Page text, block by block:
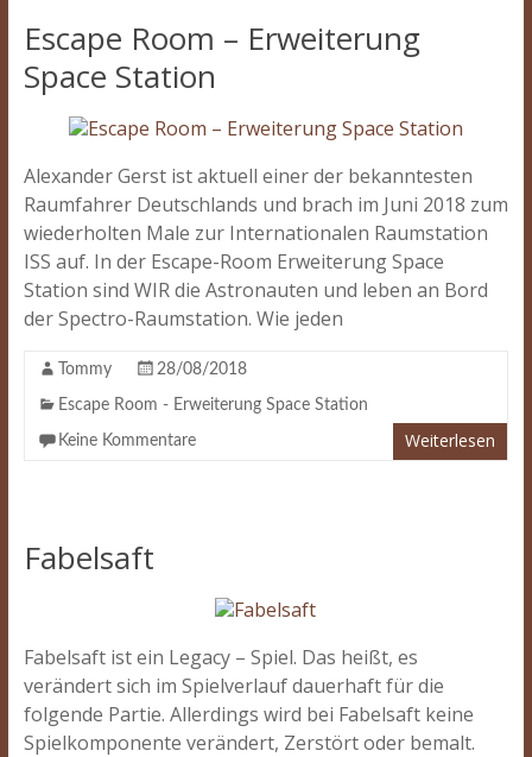
Escape Room – Erweiterung
Space Station
Alexander Gerst ist aktuell einer der bekanntesten
Raumfahrer Deutschlands und brach im Juni 2018 zum
wiederholten Male zur Internationalen Raumstation
ISS auf. In der Escape-Room Erweiterung Space
Station sind WIR die Astronauten und leben an Bord
der Spectro-Raumstation. Wie jeden
Tommy 28/08/2018
Escape Room - Erweiterung Space Station
Keine Kommentare Weiterlesen
Fabelsaft
Fabelsaft ist ein Legacy – Spiel. Das heißt, es
verändert sich im Spielverlauf dauerhaft für die
folgende Partie. Allerdings wird bei Fabelsaft keine
Spielkomponente verändert, Zerstört oder bemalt.